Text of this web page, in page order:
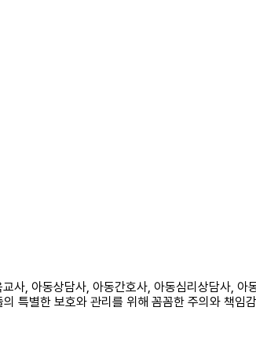
사, 아동상담사, 아동간호사, 아동심리상담사,
특별한 보호와 관리를 위해 꼼꼼한 주의와 책